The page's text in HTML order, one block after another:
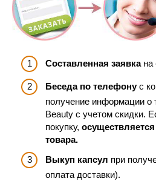
Составленная заявкана
Беседа по телефонус
получение информации о
Beauty с учетом скидки.
покупку,
товара.
Выкуп капсул при
оплата доставки).